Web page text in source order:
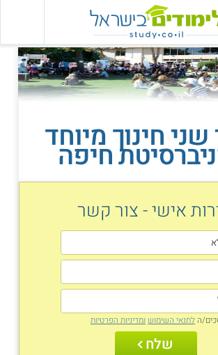
חינוך מיוחד
חיפה
אישי - צור קשר
ה לתנאי השימוש ומדיניות הפרטיות
שלח